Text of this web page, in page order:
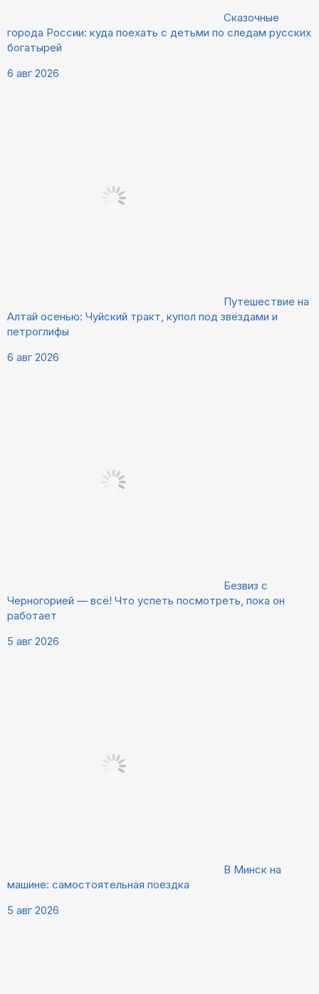
Сказочные
города России: куда поехать с детьми по следам русских
богатырей
6 авг 2026
Путешествие на
Алтай осенью: Чуйский тракт, купол под звёздами и
петроглифы
6 авг 2026
Безвиз с
Черногорией — всё! Что успеть посмотреть, пока он
работает
5 авг 2026
В Минск на
машине: самостоятельная поездка
5 авг 2026